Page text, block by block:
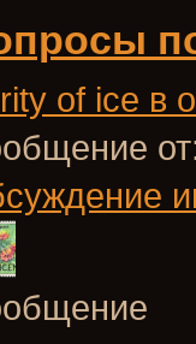
of ice в